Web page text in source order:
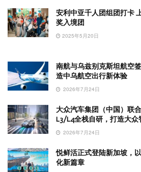
安利中亚千人团组团打卡
奖入境团
2025年5月20日
南航与乌兹别克斯坦航空
造中乌航空出行新体验
2026年7月24日
大众汽车集团（中国）联
L3/L4全栈自研，打造大众
2026年7月24日
悦鲜活正式登陆新加坡，
化新篇章